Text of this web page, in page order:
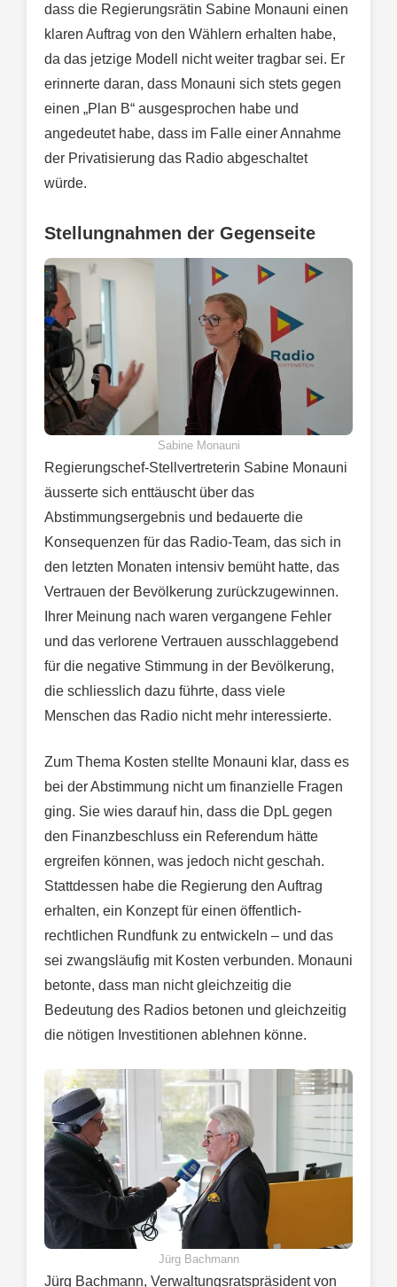
dass die Regierungsrätin Sabine Monauni einen
klaren Auftrag von den Wählern erhalten habe,
da das jetzige Modell nicht weiter tragbar sei. Er
erinnerte daran, dass Monauni sich stets gegen
einen „Plan B“ ausgesprochen habe und
angedeutet habe, dass im Falle einer Annahme
der Privatisierung das Radio abgeschaltet
würde.
Stellungnahmen der Gegenseite
Sabine Monauni
Regierungschef-Stellvertreterin Sabine Monauni
äusserte sich enttäuscht über das
Abstimmungsergebnis und bedauerte die
Konsequenzen für das Radio-Team, das sich in
den letzten Monaten intensiv bemüht hatte, das
Vertrauen der Bevölkerung zurückzugewinnen.
Ihrer Meinung nach waren vergangene Fehler
und das verlorene Vertrauen ausschlaggebend
für die negative Stimmung in der Bevölkerung,
die schliesslich dazu führte, dass viele
Menschen das Radio nicht mehr interessierte.
Zum Thema Kosten stellte Monauni klar, dass es
bei der Abstimmung nicht um finanzielle Fragen
ging. Sie wies darauf hin, dass die DpL gegen
den Finanzbeschluss ein Referendum hätte
ergreifen können, was jedoch nicht geschah.
Stattdessen habe die Regierung den Auftrag
erhalten, ein Konzept für einen öffentlich-
rechtlichen Rundfunk zu entwickeln – und das
sei zwangsläufig mit Kosten verbunden. Monauni
betonte, dass man nicht gleichzeitig die
Bedeutung des Radios betonen und gleichzeitig
die nötigen Investitionen ablehnen könne.
Jürg Bachmann
Jürg Bachmann, Verwaltungsratspräsident von